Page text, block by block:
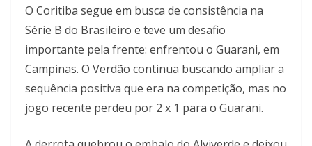
O Coritiba segue em busca de consistência na
Série B do Brasileiro e teve um desafio
importante pela frente: enfrentou o Guarani, em
Campinas. O Verdão continua buscando ampliar a
sequência positiva que era na competição, mas no
jogo recente perdeu por 2 x 1 para o Guarani.